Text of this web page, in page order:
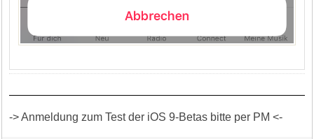
-> Anmeldung zum Test der iOS 9-Betas bitte per PM <-